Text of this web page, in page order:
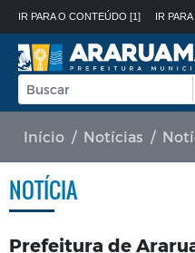
IR PARA O CONTEÚDO [1] IR
Início Notícias
NOTÍCIA
Prefeitura de